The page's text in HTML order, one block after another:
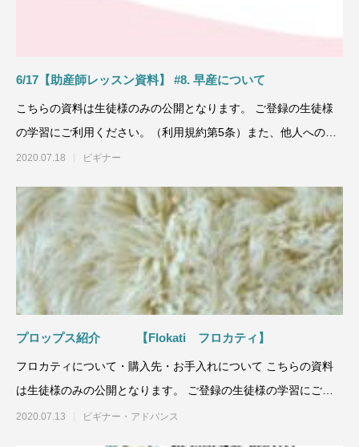
6/17【助産師レッスン資料】 #8. 早産について
こちらの資料は生徒様のみの公開となります。 ご登録の生徒様
の学習にご利用ください。（利用規約第5条）また、他人への譲
渡、コピーなど
2020.07.18 ビギナー
プロップス紹介 【Flokati フロカティ】
フロカティについて・購入先・お手入れについて こちらの資料
は生徒様のみの公開となります。 ご登録の生徒様の学習にご利
用ください。（
2020.07.13 ビギナー・アドバンス